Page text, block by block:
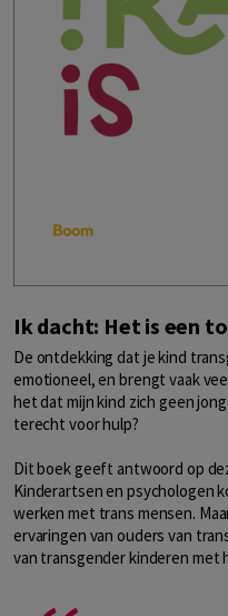
Ik dacht: Het is een
De ontdekking dat je kind
emotioneel, en brengt vaak
het dat mijn kind zich geen
terecht voor hulp?
Dit boek geeft antwoord op
Kinderartsen en psychologen
werken met trans mensen.
ervaringen van ouders van
van transgender kinderen met